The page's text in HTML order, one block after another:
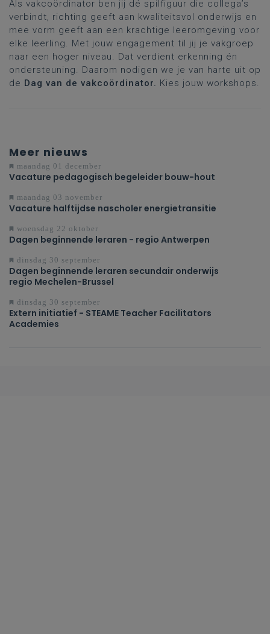
Als vakcoördinator ben jij dé spilfiguur die collega’s
verbindt, richting geeft aan kwaliteitsvol onderwijs en
mee vorm geeft aan een krachtige leeromgeving voor
elke leerling. Met jouw engagement til jij je vakgroep
naar een hoger niveau. Dat verdient erkenning én
ondersteuning. Daarom nodigen we je van harte uit op
de Dag van de vakcoördinator. Kies jouw workshops.
Meer nieuws
maandag 01 december
Vacature pedagogisch begeleider bouw-hout
maandag 03 november
Vacature halftijdse nascholer energietransitie
woensdag 22 oktober
Dagen beginnende leraren - regio Antwerpen
dinsdag 30 september
Dagen beginnende leraren secundair onderwijs
regio Mechelen-Brussel
dinsdag 30 september
Extern initiatief - STEAME Teacher Facilitators
Academies